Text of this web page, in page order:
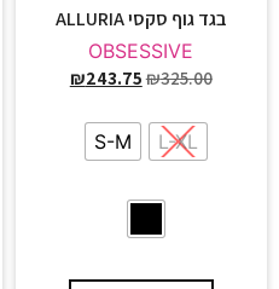
בגד גוף סקסי ALLURIA
OBSESSIVE
₪325.00
₪243.75
L-XL
S-M